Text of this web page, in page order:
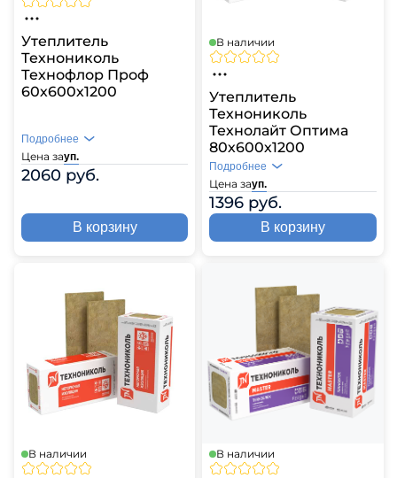
Утеплитель
Технониколь
Технофлор Проф
60х600х1200
Цена зауп.
2060 руб.
Подробнее
В корзину
В наличии
Утеплитель
Технониколь
Технолайт Оптима
80х600х1200
Цена зауп.
1396 руб.
Подробнее
В корзину
В наличии В наличии